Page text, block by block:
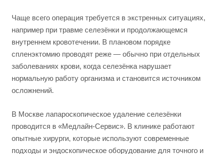
Чаще всего операция требуется в экстренных ситуациях,
например при травме селезёнки и продолжающемся
внутреннем кровотечении. В плановом порядке
спленэктомию проводят реже — обычно при отдельных
заболеваниях крови, когда селезёнка нарушает
нормальную работу организма и становится источником
осложнений.
В Москве лапароскопическое удаление селезёнки
проводится в «Медлайн-Сервис». В клинике работают
опытные хирурги, которые используют современные
подходы и эндоскопическое оборудование для точного и